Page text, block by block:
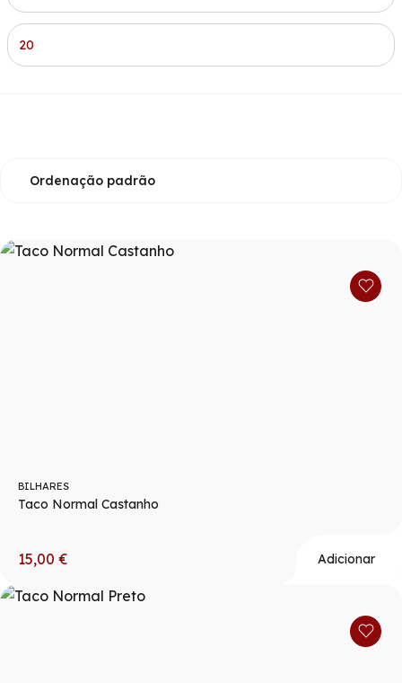
BILHARES
Taco Normal Castanho
15,00 € Adicionar